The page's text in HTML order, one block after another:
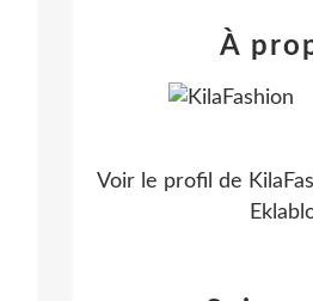
À
Voir le profil de